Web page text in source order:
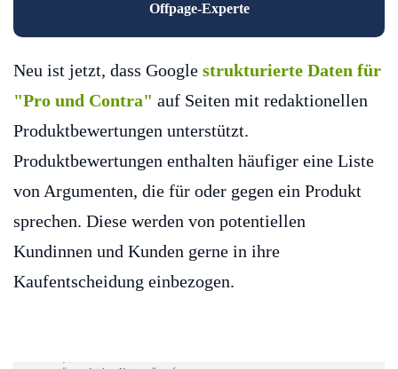
Offpage-Experte
Neu ist jetzt, dass Google strukturierte Daten für
"Pro und Contra" auf Seiten mit redaktionellen
Produktbewertungen unterstützt.
Produktbewertungen enthalten häufiger eine Liste
von Argumenten, die für oder gegen ein Produkt
sprechen. Diese werden von potentiellen
Kundinnen und Kunden gerne in ihre
Kaufentscheidung einbezogen.